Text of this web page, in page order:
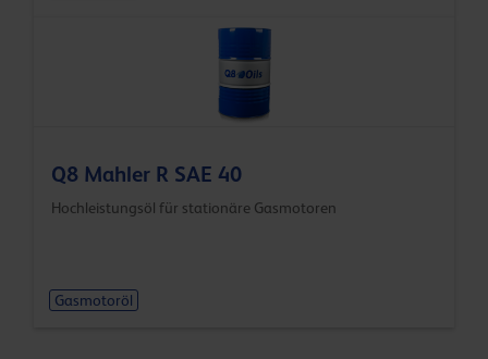
Q8 Mahler R SAE 40
Hochleistungsöl für stationäre Gasmotoren
Gasmotoröl